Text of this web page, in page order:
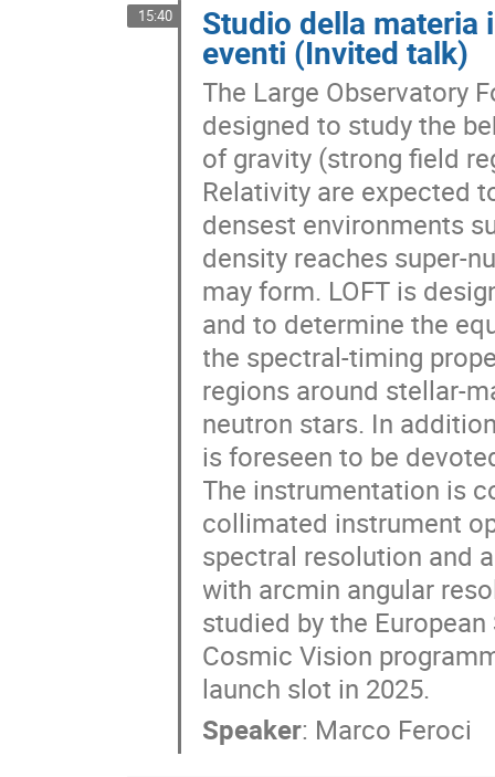
15:40 Studio della materia
eventi (Invited talk)
The Large Observatory
designed to study the
of gravity (strong field
Relativity are expected
densest environments
density reaches super-
may form. LOFT is
and to determine the
the spectral-timing
regions around stellar-
neutron stars. In
is foreseen to be
The instrumentation is
collimated instrument
spectral resolution and
with arcmin angular
studied by the
Cosmic Vision
launch slot in 2025.
Speaker: Marco Feroci